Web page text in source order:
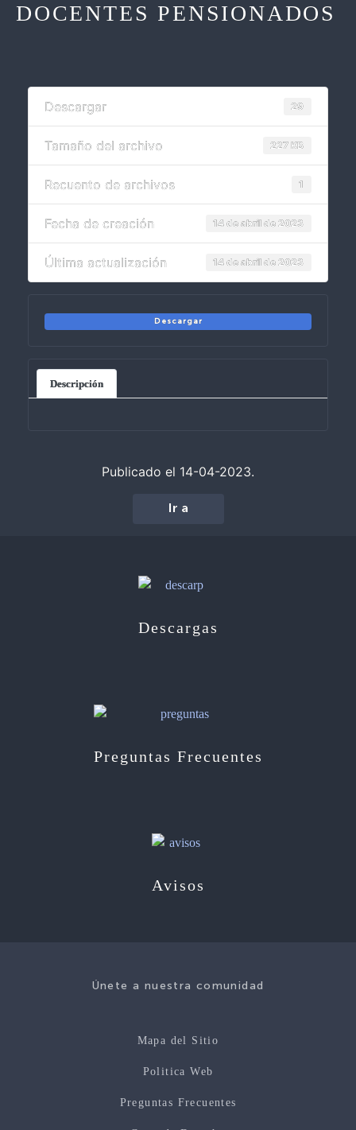
DOCENTES PENSIONADOS
Descargar 29
Tamaño del archivo 227 KB
Recuento de archivos 1
Fecha de creación 14 de abril de 2023
Última actualización 14 de abril de 2023
Descargar
Descripción
Publicado el 14-04-2023.
Ir a
Descargas
Preguntas Frecuentes
Avisos
Únete a nuestra comunidad
Mapa del Sitio
Politica Web
Preguntas Frecuentes